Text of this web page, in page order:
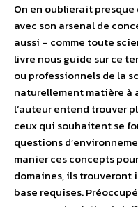
On en oublierait presque
avec son arsenal de
aussi – comme toute
livre nous guide sur ce
ou professionnels de la
naturellement matière à
l’auteur entend trouver
ceux qui souhaitent se
questions
manier ces concepts
domaines, ils trouveront
base requises.